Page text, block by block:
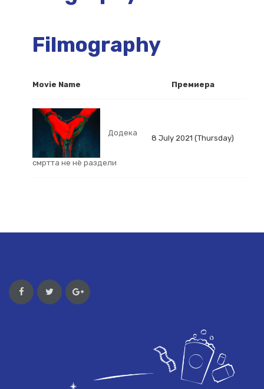
Filmography
Movie Name Премиера
Додека
смртта не нѐ раздели
8 July 2021 (Thursday)